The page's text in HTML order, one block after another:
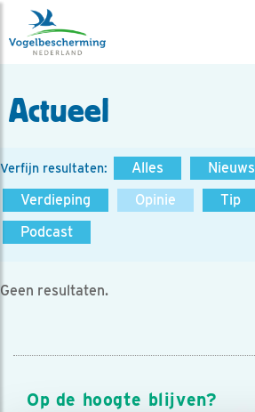
Actueel
Verfijn resultaten: Alles Nieuws
Verdieping
Opinie Tip
Podcast
Geen resultaten.
Op de hoogte blijven?